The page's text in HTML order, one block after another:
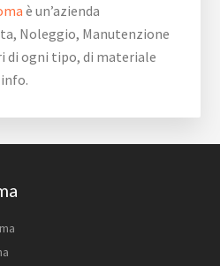
è un’azienda
Noleggio, Manutenzione
di ogni tipo, di materiale